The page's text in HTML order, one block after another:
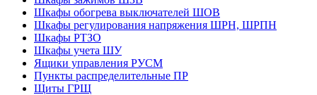
Шкафы обогрева выключателей ШОВ
Шкафы регулирования напряжения ШРН, ШРПН
Шкафы РТЗО
Шкафы учета ШУ
Ящики управления РУСМ
Пункты распределительные ПР
Щиты ГРЩ